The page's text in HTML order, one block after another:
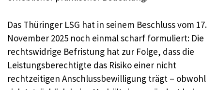
Das Thüringer LSG hat in seinem Beschluss vom 17.
November 2025 noch einmal scharf formuliert: Die
rechtswidrige Befristung hat zur Folge, dass die
Leistungsberechtigte das Risiko einer nicht
rechtzeitigen Anschlussbewilligung trägt – obwohl